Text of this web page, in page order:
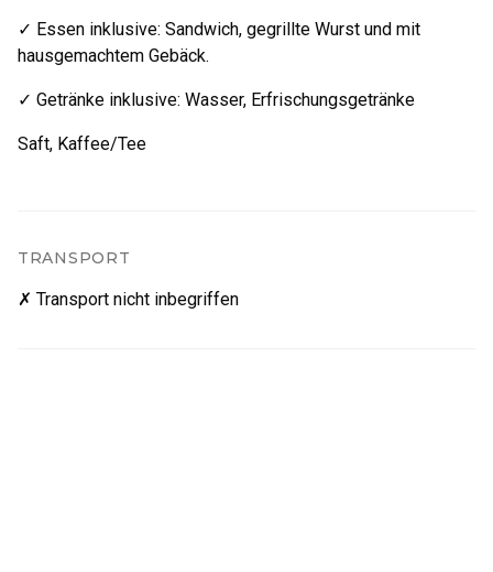
✓ Essen inklusive: Sandwich, gegrillte Wurst und mit
hausgemachtem Gebäck.
✓ Getränke inklusive: Wasser, Erfrischungsgetränke
Saft, Kaffee/Tee
TRANSPORT
✗ Transport nicht inbegriffen